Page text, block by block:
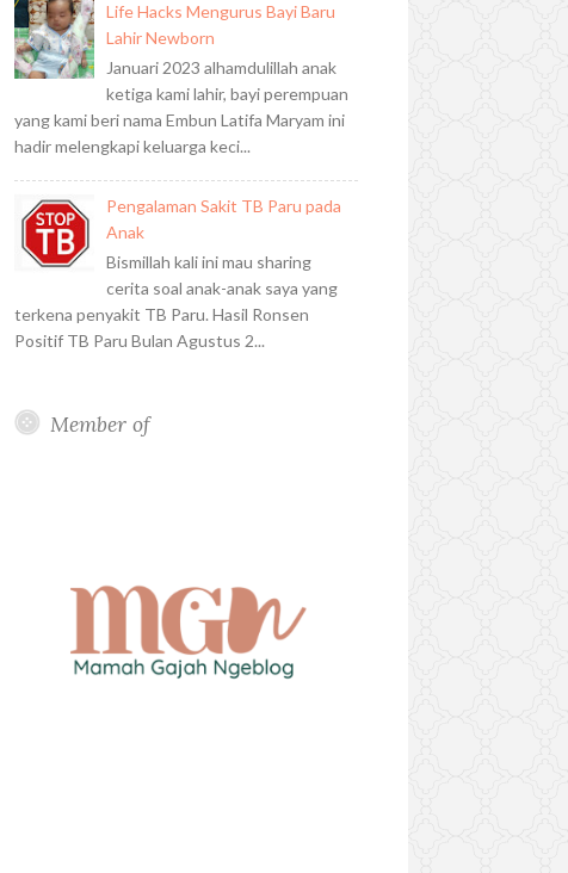
Life Hacks Mengurus Bayi Baru
Lahir Newborn
Januari 2023 alhamdulillah anak
ketiga kami lahir, bayi perempuan
yang kami beri nama Embun Latifa Maryam ini
hadir melengkapi keluarga keci...
Pengalaman Sakit TB Paru pada
Anak
Bismillah kali ini mau sharing
cerita soal anak-anak saya yang
terkena penyakit TB Paru. Hasil Ronsen
Positif TB Paru Bulan Agustus 2...
Member of